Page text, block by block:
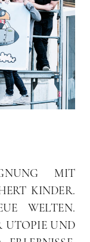
MIT
KINDER.
WELTEN.
UTOPIE UND